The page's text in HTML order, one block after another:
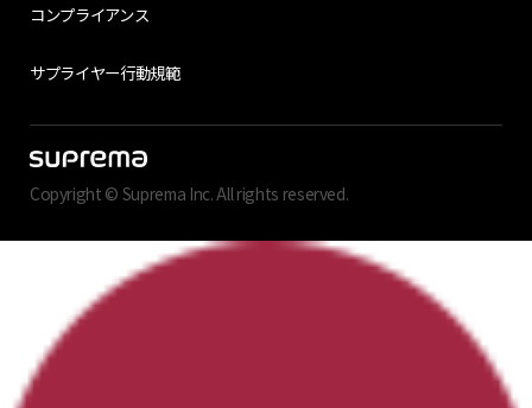
コンプライアンス
サプライヤー行動規範
Copyright © Suprema Inc. All rights reserved.